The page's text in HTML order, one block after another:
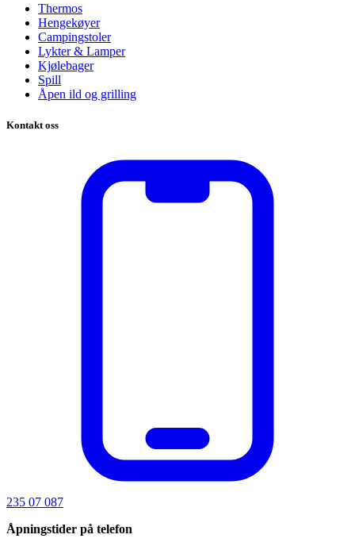
Thermos
Hengekøyer
Campingstoler
Lykter & Lamper
Kjølebager
Spill
Åpen ild og grilling
Kontakt oss
235 07 087
Åpningstider på telefon